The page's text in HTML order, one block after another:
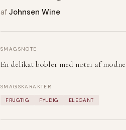
af Johnsen Wine
SMAGSNOTE
En delikat bobler med noter af
SMAGSKARAKTER
FRUGTIG FYLDIG ELEGANT